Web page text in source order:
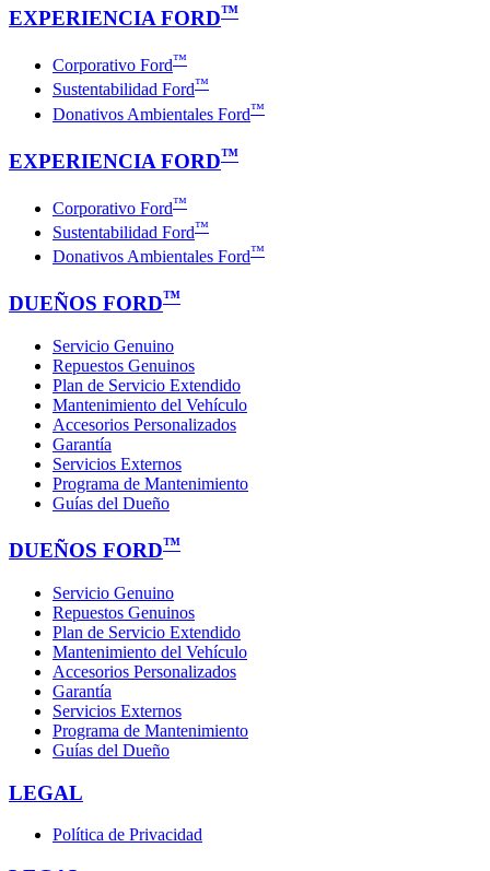
EXPERIENCIA FORD™
Corporativo Ford™
Sustentabilidad Ford™
Donativos Ambientales Ford™
EXPERIENCIA FORD™
Corporativo Ford™
Sustentabilidad Ford™
Donativos Ambientales Ford™
DUEÑOS FORD™
Servicio Genuino
Repuestos Genuinos
Plan de Servicio Extendido
Mantenimiento del Vehículo
Accesorios Personalizados
Garantía
Servicios Externos
Programa de Mantenimiento
Guías del Dueño
DUEÑOS FORD™
Servicio Genuino
Repuestos Genuinos
Plan de Servicio Extendido
Mantenimiento del Vehículo
Accesorios Personalizados
Garantía
Servicios Externos
Programa de Mantenimiento
Guías del Dueño
LEGAL
Política de Privacidad